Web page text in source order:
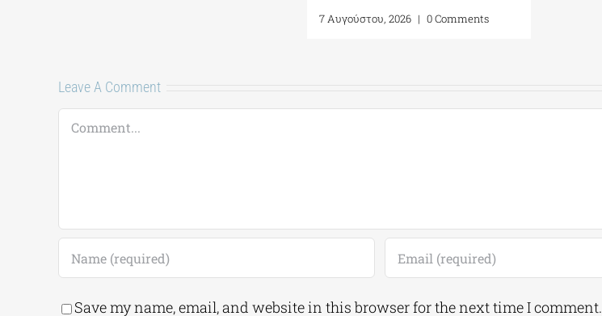
7 Αυγούστου, 2026 | 0 Comments
Leave A Comment
Comment
Save my name, email, and website in this browser for the next time I comment.